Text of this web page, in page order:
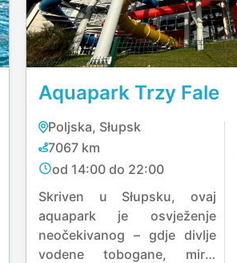
Aquapark Trzy Fale
Poljska, Słupsk
7067 km
od 14:00 do 22:00
Skriven u Słupsku, ovaj
aquapark je osvježenje
neočekivanog – gdje divlje
vodene tobogane, mirni